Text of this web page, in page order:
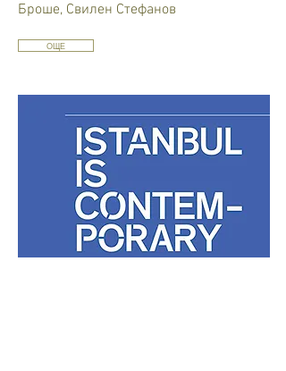
Броше, Свилен Стефанов
ОЩЕ